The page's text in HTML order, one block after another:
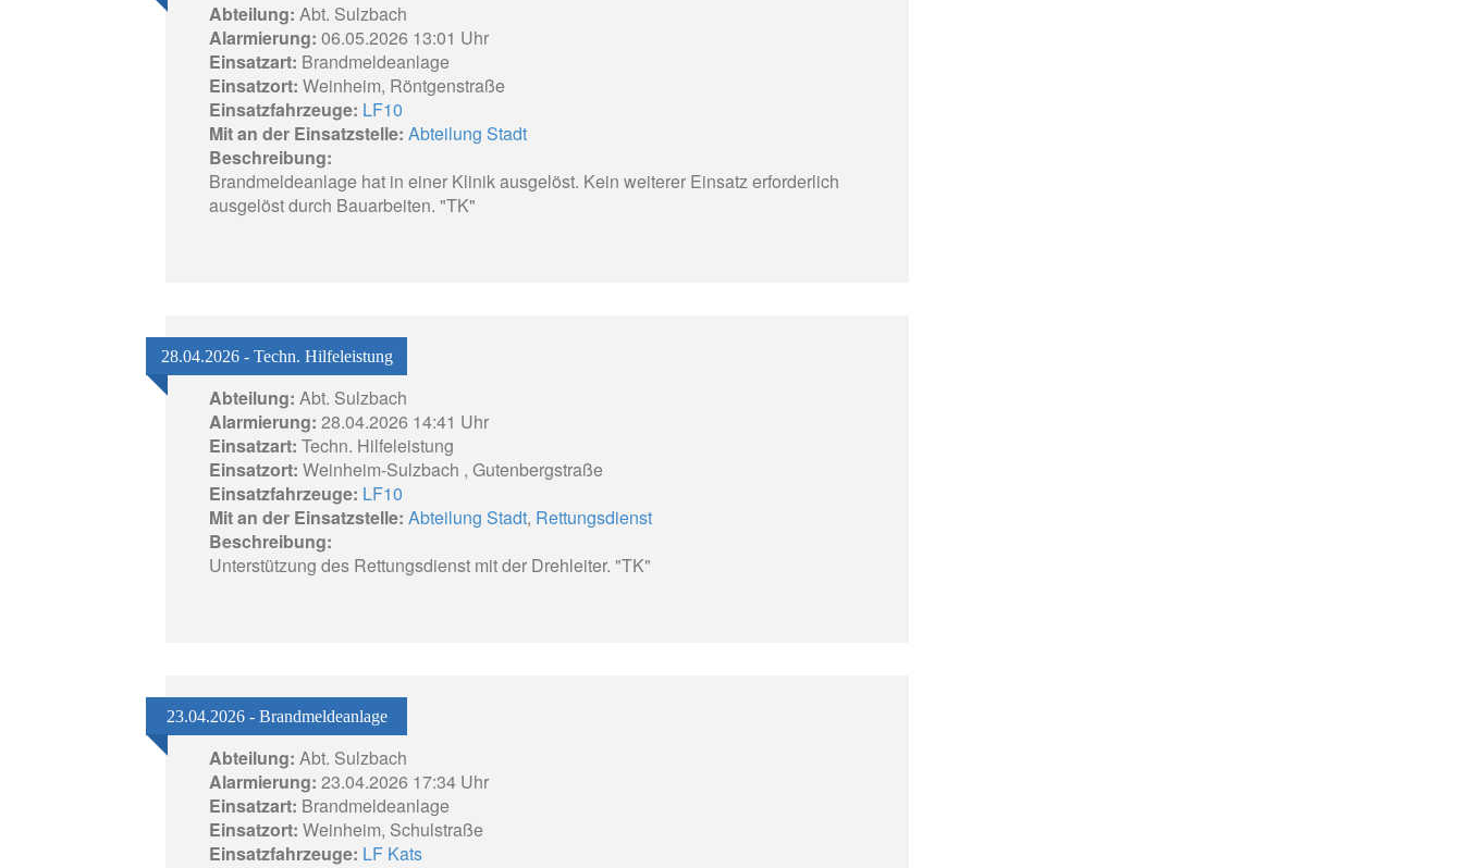
Abteilung: Abt. Sulzbach
Alarmierung: 06.05.2026 13:01 Uhr
Einsatzart: Brandmeldeanlage
Einsatzort: Weinheim, Röntgenstraße
Einsatzfahrzeuge: LF10
Mit an der Einsatzstelle: Abteilung Stadt
Beschreibung:
Brandmeldeanlage hat in einer Klinik ausgelöst. Kein weiterer Einsatz erforderlich
ausgelöst durch Bauarbeiten. "TK"
28.04.2026 - Techn. Hilfeleistung
Abteilung: Abt. Sulzbach
Alarmierung: 28.04.2026 14:41 Uhr
Einsatzart: Techn. Hilfeleistung
Einsatzort: Weinheim-Sulzbach , Gutenbergstraße
Einsatzfahrzeuge: LF10
Mit an der Einsatzstelle: Abteilung Stadt, Rettungsdienst
Beschreibung:
Unterstützung des Rettungsdienst mit der Drehleiter. "TK"
23.04.2026 - Brandmeldeanlage
Abteilung: Abt. Sulzbach
Alarmierung: 23.04.2026 17:34 Uhr
Einsatzart: Brandmeldeanlage
Einsatzort: Weinheim, Schulstraße
Einsatzfahrzeuge: LF Kats